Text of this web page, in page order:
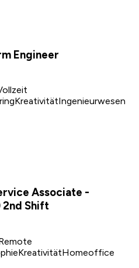
Engineer
KreativitätIngenieurwesen
Associate -
2nd Shift
KreativitätHomeoffice